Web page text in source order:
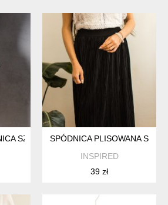
SZNUROWANIA HAFTY CUDO XS S
SPÓDNICA PLISOWANA S
INSPIRED
39 zł